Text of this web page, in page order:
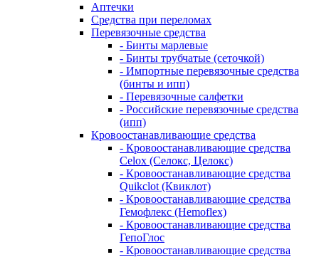
Аптечки
Средства при переломах
Перевязочные средства
- Бинты марлевые
- Бинты трубчатые (сеточкой)
- Импортные перевязочные средства
(бинты и ипп)
- Перевязочные салфетки
- Российские перевязочные средства
(ипп)
Кровоостанавливающие средства
- Кровоостанавливающие средства
Celox (Селокс, Целокс)
- Кровоостанавливающие средства
Quikclot (Квиклот)
- Кровоостанавливающие средства
Гемофлекс (Hemoflex)
- Кровоостанавливающие средства
ГепоГлос
- Кровоостанавливающие средства